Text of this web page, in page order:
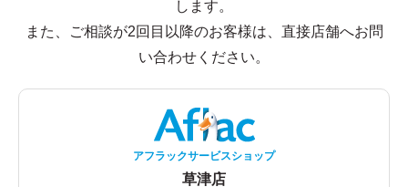
します。
また、ご相談が2回目以降のお客様は、直接店舗へお問
い合わせください。
アフラックサービスショップ
草津店